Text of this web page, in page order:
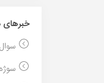
خبر‌های